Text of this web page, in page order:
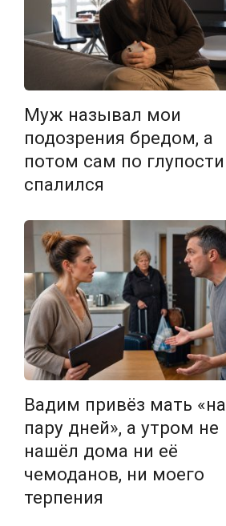
Муж называл мои
подозрения бредом, а
потом сам по глупости
спалился
Вадим привёз мать «на
пару дней», а утром не
нашёл дома ни её
чемоданов, ни моего
терпения